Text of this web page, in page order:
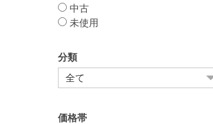
中古
未使用
分類
価格帯